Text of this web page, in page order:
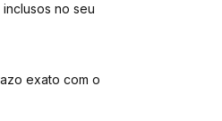
no seu
exato com o